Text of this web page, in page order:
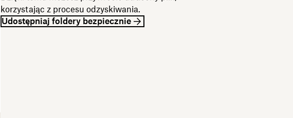
korzystając z procesu odzyskiwania.
Udostępniaj foldery bezpiecznie